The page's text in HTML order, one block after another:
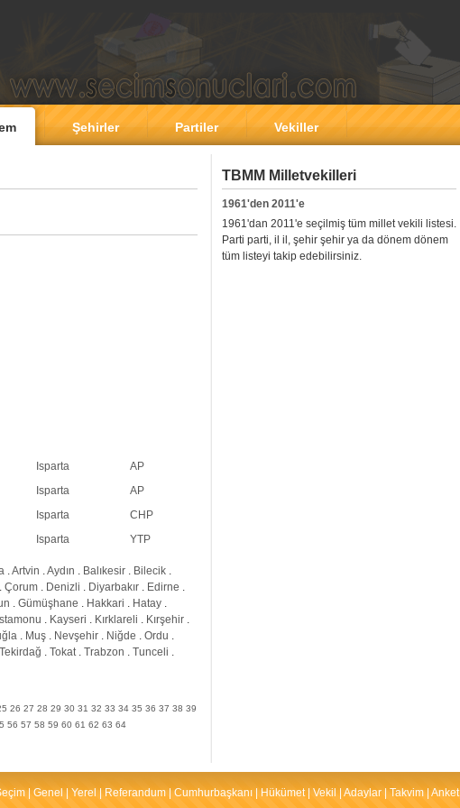
Şehirler Partiler Vekiller
Isparta
AP
Isparta
AP
Isparta
CHP
Isparta YTP
.Artvin .Aydın . Balıkesir . Bilecik .
. Çorum . Denizli . Diyarbakır . Edirne .
. Gümüşhane . Hakkari . Hatay .
. Kayseri . Kırklareli . Kırşehir .
. Muş . Nevşehir . Niğde . Ordu .
Tekirdağ . Tokat. Trabzon . Tunceli .
26 27 28 29 30 31 32 33 34 35 36 37 38 39
56 57 58 59 60 61 62 63 64
TBMM Milletvekilleri
1961'den 2011'e
1961'dan 2011'e seçilmiş tüm millet vekili listesi.
Parti parti, il il, şehir şehir ya da dönem dönem
tüm listeyi takip edebilirsiniz.
Genel Yerel Referandum Cumhurbaşkanı Hükümet| Vekil Adaylar Takvim Anket